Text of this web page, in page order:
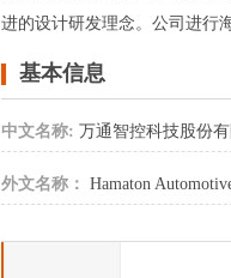
进的设计研发理念。公司进行
基本信息
中文名称: 万通智控科技股份有
外文名称： Hamaton